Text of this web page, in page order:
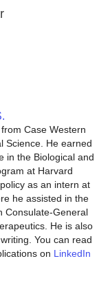
Case Western
Science. He earned
in the Biological and
at Harvard
as an intern at
he assisted in the
Consulate-General
He is also
You can read
on LinkedIn